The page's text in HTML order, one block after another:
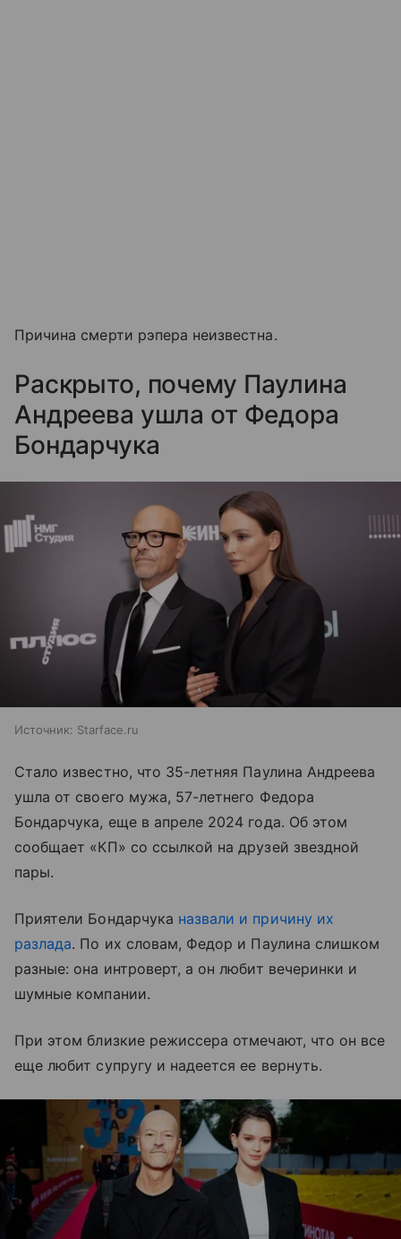
Причина смерти рэпера неизвестна.
Раскрыто, почему Паулина
Андреева ушла от Федора
Бондарчука
Источник: Starface.ru
Стало известно, что 35-летняя Паулина Андреева
ушла от своего мужа, 57-летнего Федора
Бондарчука, еще в апреле 2024 года. Об этом
сообщает «КП» со ссылкой на друзей звездной
пары.
Приятели Бондарчука назвали и причину их
разлада. По их словам, Федор и Паулина слишком
разные: она интроверт, а он любит вечеринки и
шумные компании.
При этом близкие режиссера отмечают, что он все
еще любит супругу и надеется ее вернуть.